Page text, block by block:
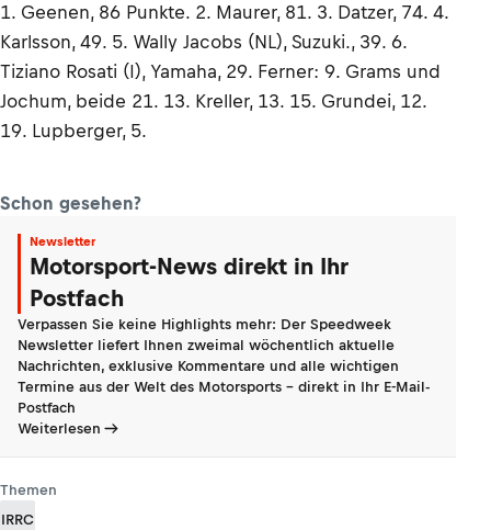
1. Geenen, 86 Punkte. 2. Maurer, 81. 3. Datzer, 74. 4.
Karlsson, 49. 5. Wally Jacobs (NL), Suzuki., 39. 6.
Tiziano Rosati (I), Yamaha, 29. Ferner: 9. Grams und
Jochum, beide 21. 13. Kreller, 13. 15. Grundei, 12.
19. Lupberger, 5.
Schon gesehen?
Newsletter
Motorsport-News direkt in Ihr
Postfach
Verpassen Sie keine Highlights mehr: Der Speedweek
Newsletter liefert Ihnen zweimal wöchentlich aktuelle
Nachrichten, exklusive Kommentare und alle wichtigen
Termine aus der Welt des Motorsports - direkt in Ihr E-Mail-
Postfach
Weiterlesen
Themen
IRRC